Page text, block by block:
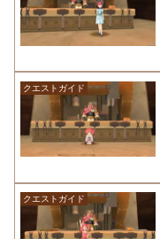
クエストガイド
クエストガイド